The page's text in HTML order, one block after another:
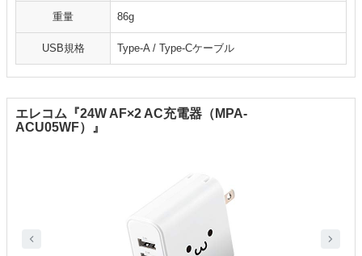
重量 86g
USB規格 Type-A / Type-Cケーブル
エレコム『24W AF×2 AC充電器（MPA-
ACU05WF）』